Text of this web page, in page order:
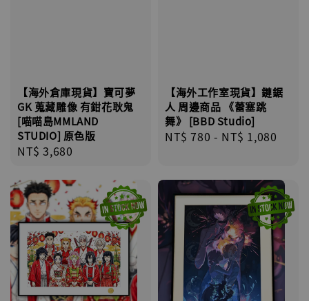
【海外倉庫現貨】寶可夢
GK 蒐藏雕像 有鉗花耿鬼
[喵喵島MMLAND
STUDIO] 原色版
Regular
NT$ 3,680
【海外工作室現貨】鏈鋸
人 周邊商品 《蕾塞跳
舞》 [BBD Studio]
Regular
NT$ 780 - NT$ 1,080